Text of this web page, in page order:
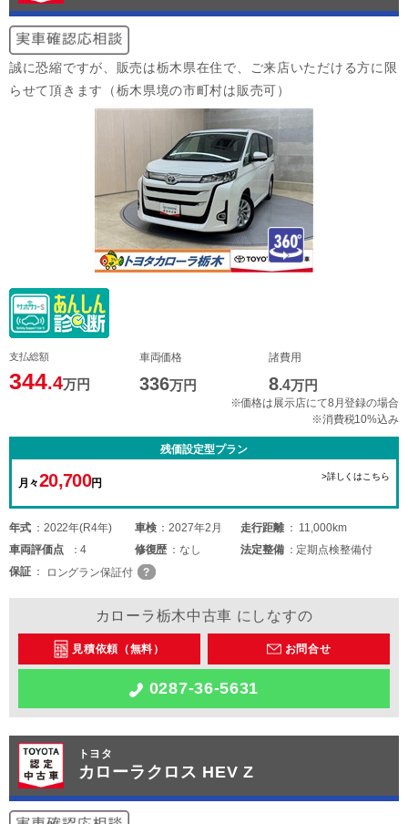
誠に恐縮ですが、販売は栃木県在住で、ご来店いただける方に限
らせて頂きます（栃木県境の市町村は販売可）
支払総額
344.4万円
車両価格
336万円
諸費用
8.4万円
※価格は展示店にて8月登録の場合
※消費税10%込み
残価設定型プラン
月々20,700円
>詳しくはこちら
年式 2022年(R4年) 車検 2027年2月 走行距離
11,000km
車両評価点 4 修復歴 なし 法定整備
定期点検整備付
保証
ロングラン保証付
カローラ栃木中古車 にしなすの
見積依頼（無料） お問合せ
0287-36-5631
トヨタ
カローラクロス HEV Z